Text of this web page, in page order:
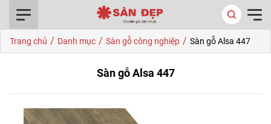
Trang chủ / Danh mục / Sàn gỗ công nghiệp / Sàn gỗ Alsa 447
Sàn gỗ Alsa 447